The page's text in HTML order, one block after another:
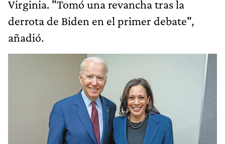
Virginia. "Tomó una revancha tras la
derrota de Biden en el primer debate",
añadió.